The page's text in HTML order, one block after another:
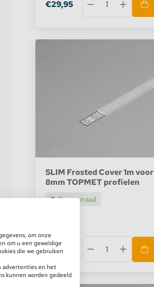
€29,95
SLIM Frosted Cover 1m voor
8mm TOPMET profielen
Op voorraad
€1,95
om onze
om u een geweldige
die we gebruiken
advertenties en het
kunnen worden gedeeld